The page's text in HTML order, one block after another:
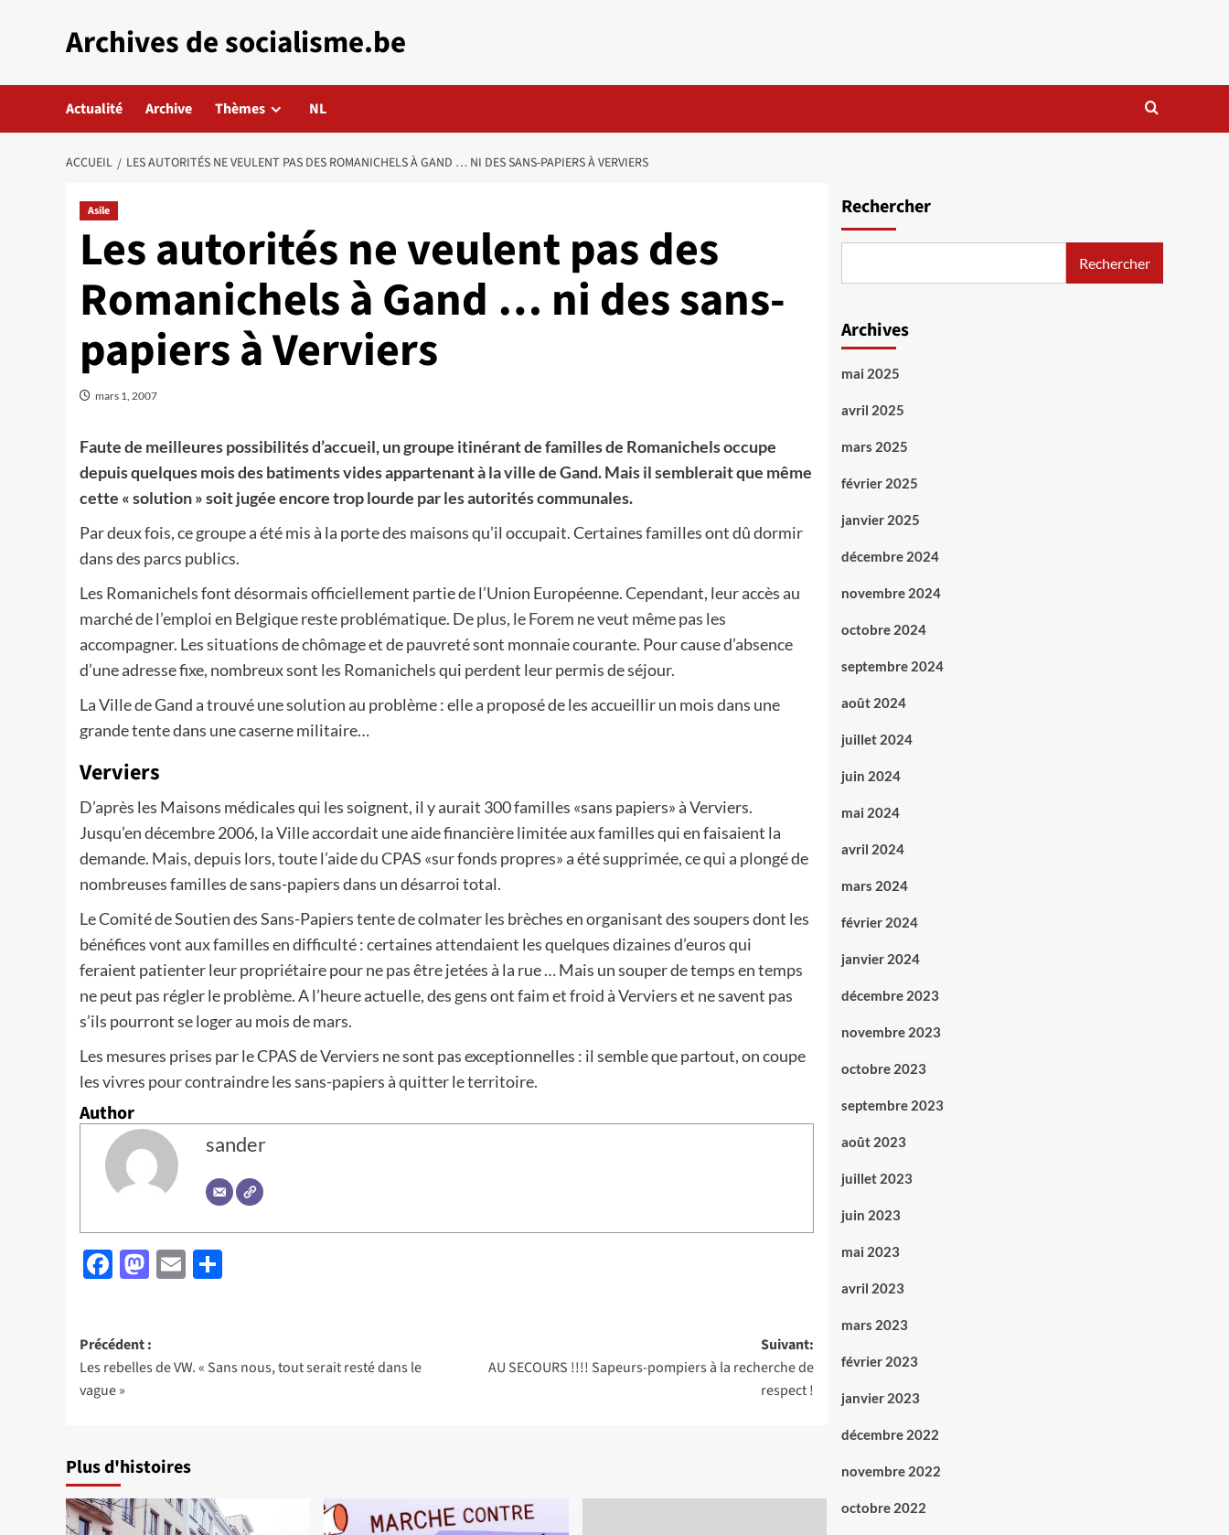
Archives de socialisme.be
Actualité Archive Thèmes NL
ACCUEIL LES AUTORITÉS NE VEULENT PAS DES ROMANICHELS À GAND … NI DES SANS-PAPIERS À VERVIERS
Asile
Les autorités ne veulent pas des
Romanichels à Gand … ni des sans-
papiers à Verviers
mars 1, 2007
Faute de meilleures possibilités d’accueil, un groupe itinérant de familles de Romanichels occupe
depuis quelques mois des batiments vides appartenant à la ville de Gand. Mais il semblerait que même
cette « solution » soit jugée encore trop lourde par les autorités communales.
Par deux fois, ce groupe a été mis à la porte des maisons qu’il occupait. Certaines familles ont dû dormir
dans des parcs publics.
Les Romanichels font désormais officiellement partie de l’Union Européenne. Cependant, leur accès au
marché de l’emploi en Belgique reste problématique. De plus, le Forem ne veut même pas les
accompagner. Les situations de chômage et de pauvreté sont monnaie courante. Pour cause d’absence
d’une adresse fixe, nombreux sont les Romanichels qui perdent leur permis de séjour.
La Ville de Gand a trouvé une solution au problème : elle a proposé de les accueillir un mois dans une
grande tente dans une caserne militaire…
Verviers
D’après les Maisons médicales qui les soignent, il y aurait 300 familles «sans papiers» à Verviers.
Jusqu’en décembre 2006, la Ville accordait une aide financière limitée aux familles qui en faisaient la
demande. Mais, depuis lors, toute l’aide du CPAS «sur fonds propres» a été supprimée, ce qui a plongé de
nombreuses familles de sans-papiers dans un désarroi total.
Le Comité de Soutien des Sans-Papiers tente de colmater les brèches en organisant des soupers dont les
bénéfices vont aux familles en difficulté : certaines attendaient les quelques dizaines d’euros qui
feraient patienter leur propriétaire pour ne pas être jetées à la rue … Mais un souper de temps en temps
ne peut pas régler le problème. A l’heure actuelle, des gens ont faim et froid à Verviers et ne savent pas
s’ils pourront se loger au mois de mars.
Les mesures prises par le CPAS de Verviers ne sont pas exceptionnelles : il semble que partout, on coupe
les vivres pour contraindre les sans-papiers à quitter le territoire.
Author
sander
Facebook
Mastodon
Email
Navigation
d’article
Précédent :
Les rebelles de VW. « Sans nous, tout serait resté dans le
vague »
Suivant:
AU SECOURS !!!! Sapeurs-pompiers à la recherche de
respect !
Plus d'histoires
Rechercher
Rechercher
Archives
mai 2025
avril 2025
mars 2025
février 2025
janvier 2025
décembre 2024
novembre 2024
octobre 2024
septembre 2024
août 2024
juillet 2024
juin 2024
mai 2024
avril 2024
mars 2024
février 2024
janvier 2024
décembre 2023
novembre 2023
octobre 2023
septembre 2023
août 2023
juillet 2023
juin 2023
mai 2023
avril 2023
mars 2023
février 2023
janvier 2023
décembre 2022
novembre 2022
octobre 2022